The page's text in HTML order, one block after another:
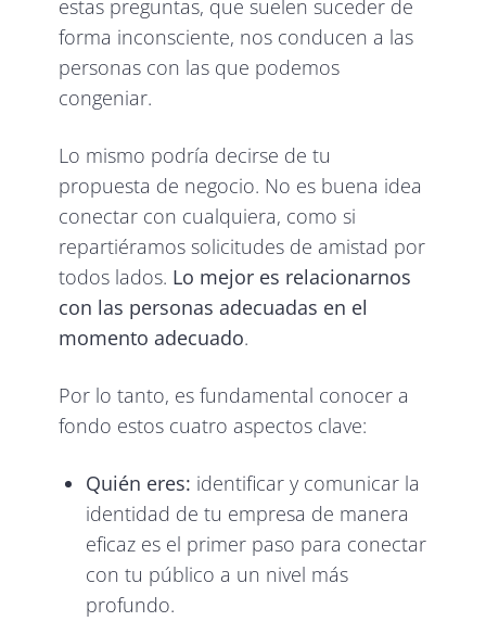
estas preguntas, que suelen suceder de
forma inconsciente, nos conducen a las
personas con las que podemos
congeniar.
Lo mismo podría decirse de tu
propuesta de negocio. No es buena idea
conectar con cualquiera, como si
repartiéramos solicitudes de amistad por
todos lados. Lo mejor es relacionarnos
con las personas adecuadas en el
momento adecuado.
Por lo tanto, es fundamental conocer a
fondo estos cuatro aspectos clave:
Quién eres: identificar y comunicar la
identidad de tu empresa de manera
eficaz es el primer paso para conectar
con tu público a un nivel más
profundo.